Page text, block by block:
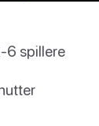
6 spillere